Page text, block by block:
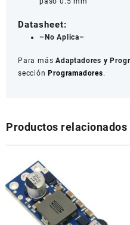
Datasheet:
–No Aplica–
Para másAdaptadores y
secciónProgramadores.
Productos relacionados